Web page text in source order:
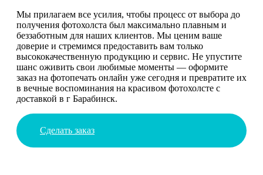
Мы прилагаем все усилия, чтобы процесс от выбора до
получения фотохолста был максимально плавным и
беззаботным для наших клиентов. Мы ценим ваше
доверие и стремимся предоставить вам только
высококачественную продукцию и сервис. Не упустите
шанс оживить свои любимые моменты — оформите
заказ на фотопечать онлайн уже сегодня и превратите их
в вечные воспоминания на красивом фотохолсте с
доставкой в г Барабинск.
Сделать заказ